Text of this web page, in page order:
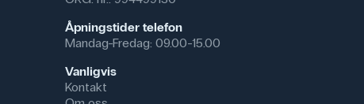
Åpningstider telefon
Mandag-Fredag: 09.00-15.00
Vanligvis
Kontakt